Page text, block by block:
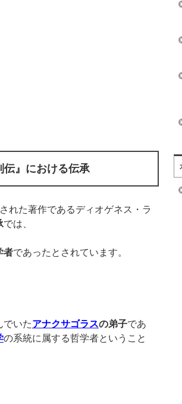
伝』における伝承
れた著作であるディオゲネス・ラ
では、
者であったとされています。
でいたアナクサゴラスの弟子であ
の系統に属する哲学者ということ